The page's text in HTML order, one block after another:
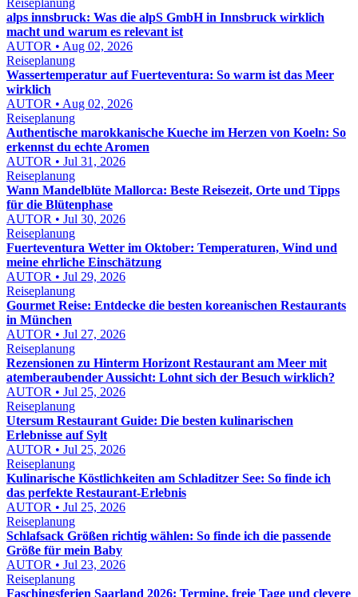
Reiseplanung
alps innsbruck: Was die alpS GmbH in Innsbruck wirklich
macht und warum es relevant ist
AUTOR • Aug 02, 2026
Reiseplanung
Wassertemperatur auf Fuerteventura: So warm ist das Meer
wirklich
AUTOR • Aug 02, 2026
Reiseplanung
Authentische marokkanische Kueche im Herzen von Koeln: So
erkennst du echte Aromen
AUTOR • Jul 31, 2026
Reiseplanung
Wann Mandelblüte Mallorca: Beste Reisezeit, Orte und Tipps
für die Blütenphase
AUTOR • Jul 30, 2026
Reiseplanung
Fuerteventura Wetter im Oktober: Temperaturen, Wind und
meine ehrliche Einschätzung
AUTOR • Jul 29, 2026
Reiseplanung
Gourmet Reise: Entdecke die besten koreanischen Restaurants
in München
AUTOR • Jul 27, 2026
Reiseplanung
Rezensionen zu Hinterm Horizont Restaurant am Meer mit
atemberaubender Aussicht: Lohnt sich der Besuch wirklich?
AUTOR • Jul 25, 2026
Reiseplanung
Utersum Restaurant Guide: Die besten kulinarischen
Erlebnisse auf Sylt
AUTOR • Jul 25, 2026
Reiseplanung
Kulinarische Köstlichkeiten am Schladitzer See: So finde ich
das perfekte Restaurant-Erlebnis
AUTOR • Jul 25, 2026
Reiseplanung
Schlafsack Größen richtig wählen: So finde ich die passende
Größe für mein Baby
AUTOR • Jul 23, 2026
Reiseplanung
Faschingsferien Saarland 2026: Termine, freie Tage und clevere